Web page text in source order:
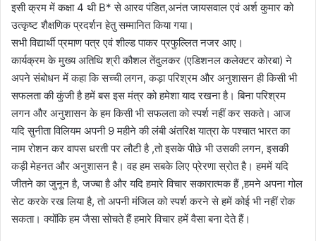
इसी क्रम में कक्षा 4 थी B* से आरव पंडित,अनंत जायसवाल एवं अर्श कुमार को
उत्कृष्ट शैक्षणिक प्रदर्शन हेतु सम्मानित किया गया।
सभी विद्यार्थी प्रमाण पत्र एवं शील्ड पाकर प्रफुल्लित नजर आए।
कार्यक्रम के मुख्य अतिथि श्री कौशल तेंदुलकर (एडिशनल कलेक्टर कोरबा) ने
अपने संबोधन में कहा कि सच्ची लगन, कड़ा परिश्रम और अनुशासन ही किसी भी
सफलता की कुंजी है हमें बस इस मंत्र को हमेशा याद रखना है। बिना परिश्रम
लगन और अनुशासन के हम किसी भी सफलता को स्पर्श नहीं कर सकते। आज
यदि सुनीता विलियम अपनी 9 महीने की लंबी अंतरिक्ष यात्रा के पश्चात भारत का
नाम रोशन कर वापस धरती पर लौटी है ,तो इसके पीछे भी उसकी लगन, इसकी
कड़ी मेहनत और अनुशासन है। वह हम सबके लिए प्रेरणा स्रोत है। हममें यदि
जीतने का जुनून है, जज्बा है और यदि हमारे विचार सकारात्मक हैं ,हमने अपना गोल
सेट करके रख लिया है, तो अपनी मंजिल को स्पर्श करने से हमें कोई भी नहीं रोक
सकता। क्योंकि हम जैसा सोचते हैं हमारे विचार हमें वैसा बना देते हैं।